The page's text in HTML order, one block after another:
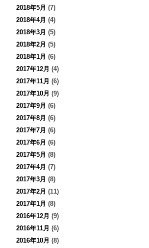
2018年5月 (7)
2018年4月 (4)
2018年3月 (5)
2018年2月 (5)
2018年1月 (6)
2017年12月 (4)
2017年11月 (6)
2017年10月 (9)
2017年9月 (6)
2017年8月 (6)
2017年7月 (6)
2017年6月 (6)
2017年5月 (8)
2017年4月 (7)
2017年3月 (8)
2017年2月 (11)
2017年1月 (8)
2016年12月 (9)
2016年11月 (6)
2016年10月 (8)